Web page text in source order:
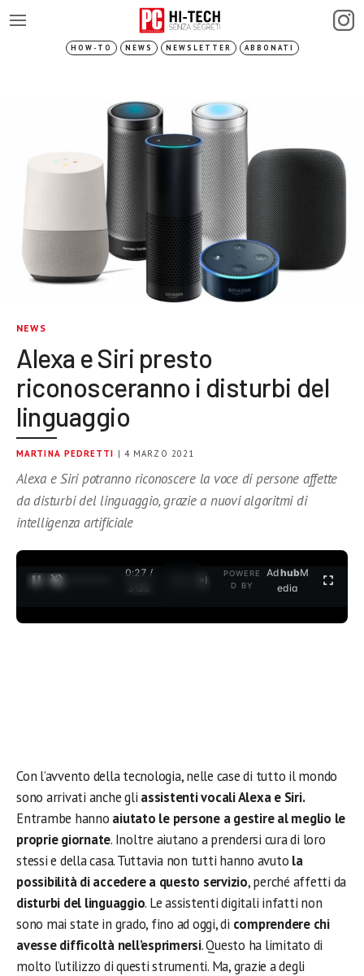
HOW-TO NEWS NEWSLETTER ABBONATI
NEWS
Alexa e Siri presto
riconosceranno i disturbi del
linguaggio
MARTINA PEDRETTI | 4 MARZO 2021
Alexa e Siri potranno riconoscere la voce di persone affette
da disturbi del linguaggio, grazie a nuovi algoritmi di
intelligenza artificiale
0:27 /
3:35
POWERE
D BY
AdhubM
edia
Con l’avvento della tecnologia, nelle case di tutto il mondo
sono arrivati anche gli assistenti vocali Alexa e Siri.
Entrambe hanno aiutato le persone a gestire al meglio le
proprie giornate. Inoltre aiutano a prendersi cura di loro
stessi e della casa. Tuttavia non tutti hanno avuto la
possibilità di accedere a questo servizio, perché affetti da
disturbi del linguaggio. Le assistenti digitali infatti non
sono mai state in grado, fino ad oggi, di comprendere chi
avesse difficoltà nell’esprimersi. Questo ha limitato di
molto l’utilizzo di questi strumenti. Ma, grazie a degli